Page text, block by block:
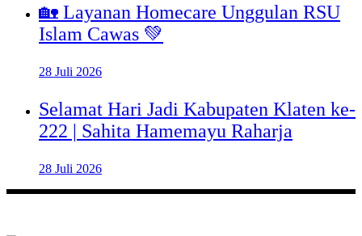
🏡 Layanan Homecare Unggulan RSU
Islam Cawas 💚
28 Juli 2026
Selamat Hari Jadi Kabupaten Klaten ke-
222 | Sahita Hamemayu Raharja
28 Juli 2026